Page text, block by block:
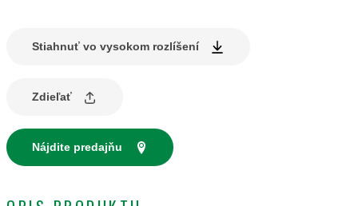
Stiahnuť vo vysokom rozlíšení
Zdieľať
Nájdite predajňu